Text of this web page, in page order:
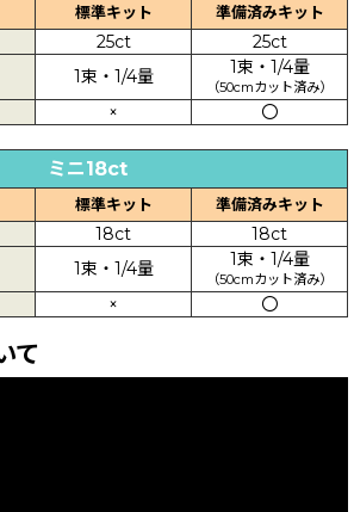
標準キット
準備済みキット
25ct 25ct
1束・1/4量 1束・1/4量
（50cmカット済み）
× 〇
ミニ18ct
標準キット
準備済みキット
18ct 18ct
1束・1/4量 1束・1/4量
（50cmカット済み）
× 〇
て